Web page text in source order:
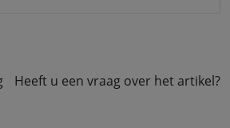
Heeft u een vraag over het artikel?